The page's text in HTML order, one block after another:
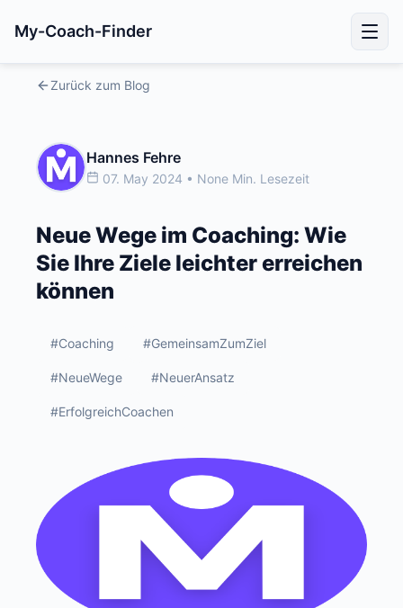
My-Coach-Finder
Zurück zum Blog
Hannes Fehre
07. May 2024 • None Min. Lesezeit
Neue Wege im Coaching: Wie
Sie Ihre Ziele leichter erreichen
können
#Coaching #GemeinsamZumZiel
#NeueWege #NeuerAnsatz
#ErfolgreichCoachen